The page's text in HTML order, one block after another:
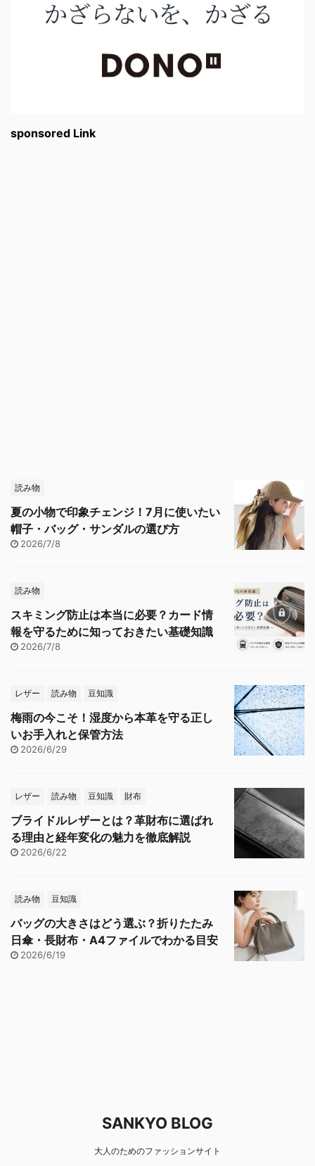
sponsored Link
読み物
夏の小物で印象チェンジ！7月に使いたい
帽子・バッグ・サンダルの選び方
2026/7/8
読み物
スキミング防止は本当に必要？カード情
報を守るために知っておきたい基礎知識
2026/7/8
レザー 読み物 豆知識
梅雨の今こそ！湿度から本革を守る正し
いお手入れと保管方法
2026/6/29
レザー 読み物 豆知識 財布
ブライドルレザーとは？革財布に選ばれ
る理由と経年変化の魅力を徹底解説
2026/6/22
読み物 豆知識
バッグの大きさはどう選ぶ？折りたたみ
日傘・長財布・A4ファイルでわかる目安
2026/6/19
SANKYO BLOG
大人のためのファッションサイト